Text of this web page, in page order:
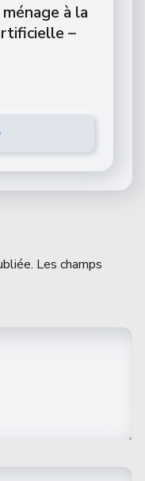
à la
–
Les champs